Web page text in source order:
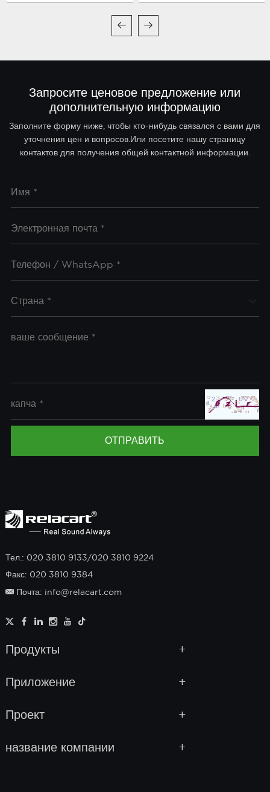
Запросите ценовое предложение или
дополнительную информацию
Заполните форму ниже, чтобы кто-нибудь связался с вами для
уточнения цен и вопросов.Или посетите нашу страницу
контактов для получения общей контактной информации.
Тел.: 020 3810 9133/020 3810 9224
Факс: 020 3810 9384
Почта: info@relacart.com
Продукты
Приложение
Проект
название компании